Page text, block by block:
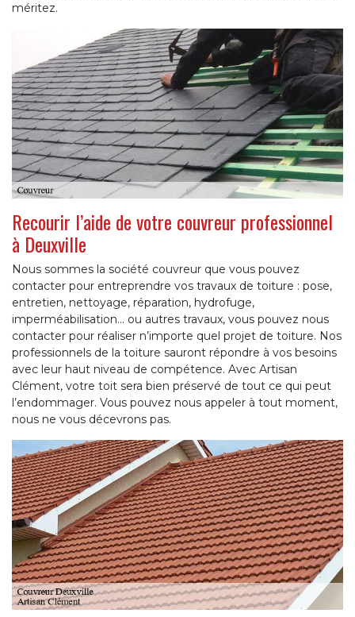
méritez.
Recourir l’aide de votre couvreur professionnel
à Deuxville
Nous sommes la société couvreur que vous pouvez
contacter pour entreprendre vos travaux de toiture : pose,
entretien, nettoyage, réparation, hydrofuge,
imperméabilisation... ou autres travaux, vous pouvez nous
contacter pour réaliser n’importe quel projet de toiture. Nos
professionnels de la toiture sauront répondre à vos besoins
avec leur haut niveau de compétence. Avec Artisan
Clément, votre toit sera bien préservé de tout ce qui peut
l’endommager. Vous pouvez nous appeler à tout moment,
nous ne vous décevrons pas.